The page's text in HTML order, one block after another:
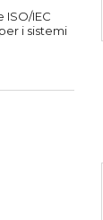
IEC
i sistemi